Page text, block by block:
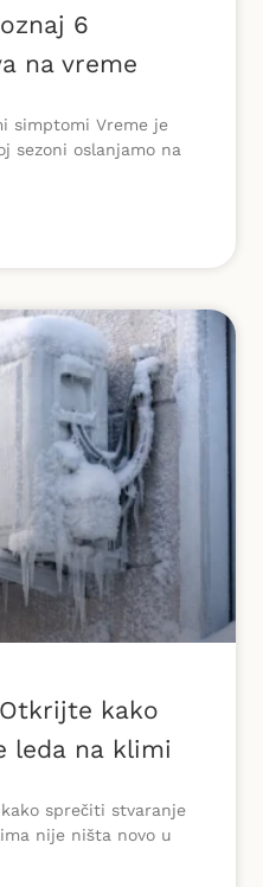
6
na vreme
simptomi Vreme je
sezoni oslanjamo na
kako
leda na klimi
sprečiti stvaranje
nije ništa novo u